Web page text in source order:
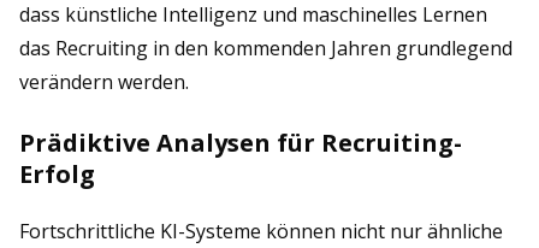
dass künstliche Intelligenz und maschinelles Lernen
das Recruiting in den kommenden Jahren grundlegend
verändern werden.
Prädiktive Analysen für Recruiting-
Erfolg
Fortschrittliche KI-Systeme können nicht nur ähnliche